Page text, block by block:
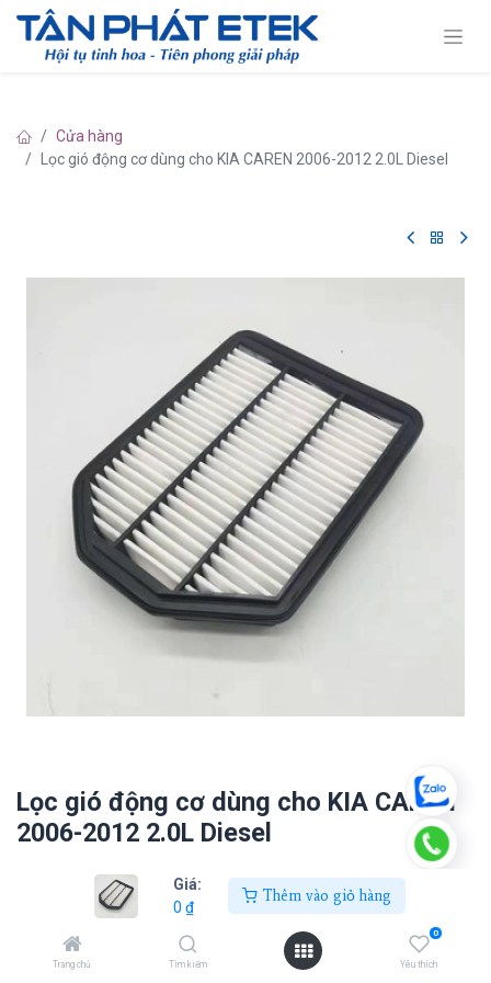
Giá:
0 ₫
Thêm vào giỏ hàng
Trang chủ Tìm kiếm
0
Yêu thích
Cửa hàng
Lọc gió động cơ dùng cho KIA CAREN 2006-2012 2.0L Diesel
Lọc gió động cơ dùng cho KIA CAREN
2006-2012 2.0L Diesel
Thêm vào giỏ hàng